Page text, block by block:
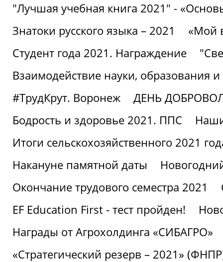
"Лучшая учебная книга 2021" -
Знатоки русского языка – 2021
«Мой
Студент года 2021. Награждение
Взаимодействие науки, образования и
#ТрудКрут. Воронеж
ДЕНЬ
Бодрость и здоровье 2021. ППС
Итоги сельскохозяйственного 2021
Накануне памятной даты
Окончание трудового семестра 2021
EF Education First - тест пройден!
Награды от Агрохолдинга «СИБАГРО»
«Стратегический резерв – 2021»